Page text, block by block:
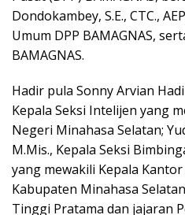
Dondokambey, S.E., CTC.,
Umum DPP BAMAGNAS,
BAMAGNAS.
Hadir pula Sonny Arvian
Kepala Seksi Intelijen yang
Negeri Minahasa Selatan;
M.Mis., Kepala Seksi
yang mewakili Kepala
Kabupaten Minahasa
Tinggi Pratama dan jajaran